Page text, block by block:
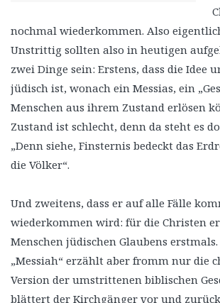
nochmal wiederkommen. Also
Unstrittig sollten also in heutigen
zwei Dinge sein: Erstens, dass die Idee
jüdisch ist, wonach ein Messias, ein
Menschen aus ihrem Zustand erlösen
Zustand ist schlecht, denn da steht es
„Denn siehe, Finsternis bedeckt das
die Völker“.
Und zweitens, dass er auf alle Fälle
wiederkommen wird: für die Christen
Menschen jüdischen Glaubens erstmals.
„Messiah“ erzählt aber fromm nur die
Version der umstrittenen biblischen
blättert der Kirchgänger vor und